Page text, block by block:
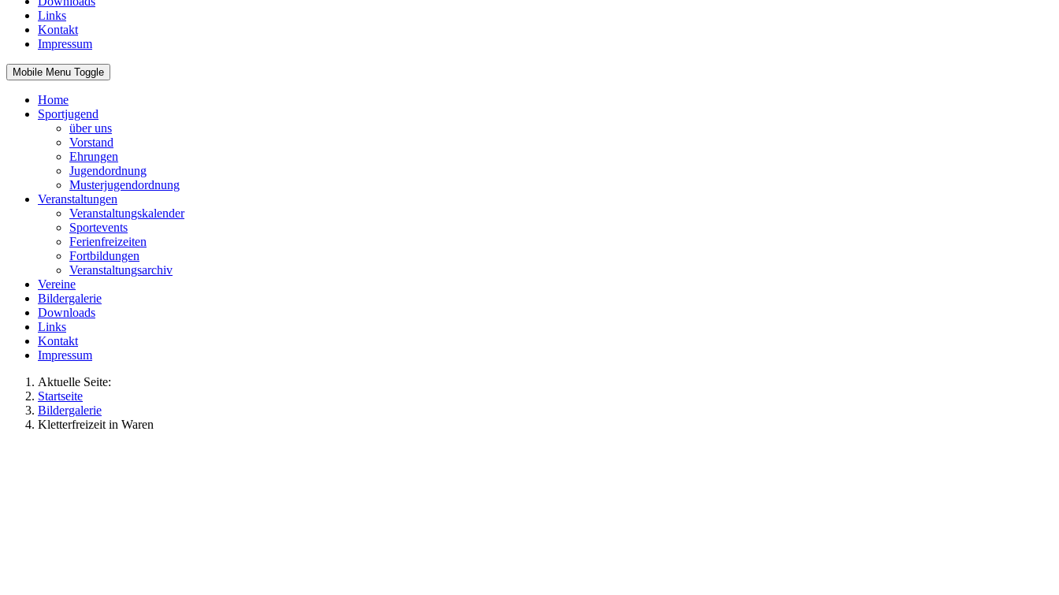
Links
Kontakt
Impressum
Mobile Menu Toggle
Home
Sportjugend
über uns
Vorstand
Ehrungen
Jugendordnung
Musterjugendordnung
Veranstaltungen
Veranstaltungskalender
Sportevents
Ferienfreizeiten
Fortbildungen
Veranstaltungsarchiv
Vereine
Bildergalerie
Downloads
Links
Kontakt
Impressum
Aktuelle Seite:
Startseite
Bildergalerie
Kletterfreizeit in Waren